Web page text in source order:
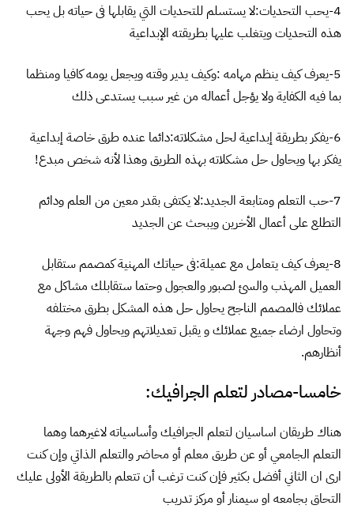
4-يحب التحديات:لا يستسلم للتحديات التي يقابلها فى حياته بل يحب
هذه التحديات ويتغلب عليها بطريقته الإبداعية
5-يعرف كيف ينظم مهامه :وكيف يدير وقته ويجعل يومه كافيا ومنظما
بما فيه الكفاية ولا يؤجل أعماله من غير سبب يستدعى ذلك
6-يفكر بطريقة إبداعية لحل مشكلاته:دائما عنده طرق خاصة إبداعية
يفكر بها ويحاول حل مشكلاته بهذه الطريق وهذا لأنه شخص مبدع!
7-حب التعلم ومتابعة الجديد:لا يكتفى بقدر معين من العلم ودائم
التطلع على أعمال الأخرين ويبحث عن الجديد
8-يعرف كيف يتعامل مع عميلة:فى حياتك المهنية كمصمم ستقابل
العميل المهذب والسئ لصبور والعجول وحتما ستقابلك مشاكل مع
عملائك فالمصمم الناجح يحاول حل هذه المشكل بطرق مختلفه
وتحاول ارضاء جميع عملائك و يقبل تعديلاتهم ويحاول فهم وجهة
أنظارهم.
خامسا-مصادر لتعلم الجرافيك:
هناك طريقان اساسيان لتعلم الجرافيك وأساسياته لاغيرهما وهما
التعلم الجامعي أو عن طريق معلم أو محاضر والتعلم الذاتي وإن كنت
ارى ان الثاني أفضل بكثير فإن كنت ترغب أن تتعلم بالطريقة الأولى عليك
التحاق بجامعه او سيمنار أو مركز تدريب